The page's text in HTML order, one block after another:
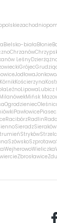
Bielsko-białaBłonie
Chrzanów
Leśny
Grójec
JodłowaJonkowo
KórnikKościerzyna
LeźnoLipowaLubicz
MilanówekMińsk
Ogrodzieniec
Pawłowice
RacibórzRadlin
SieradzSieraków
Stryków
SzówskoSzprotawa
WejherowoWieliczka
Zbrosławice